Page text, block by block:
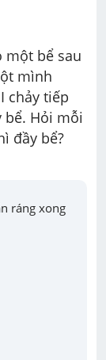
một bể sau
mình
chảy tiếp
bể. Hỏi mỗi
đầy bể?
ráng xong